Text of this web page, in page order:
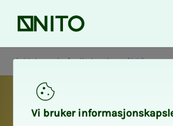
Forsiden
Bioingeniørfaglig institutt (BFI)
Vi bru­­­ker